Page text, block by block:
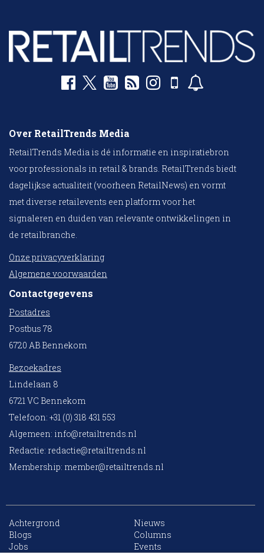
Over RetailTrends Media
RetailTrends Media is dé informatie en inspiratiebron
voor professionals in retail & brands. RetailTrends biedt
dagelijkse actualiteit (voorheen RetailNews) en vormt
met diverse retailevents een platform voor het
signaleren en duiden van relevante ontwikkelingen in
de retailbranche.
Onze privacyverklaring
Algemene voorwaarden
Contactgegevens
Postadres
Postbus 78
6720 AB Bennekom
Bezoekadres
Lindelaan 8
6721 VC Bennekom
Telefoon: +31 (0) 318 431 553
Algemeen: info@retailtrends.nl
Redactie: redactie@retailtrends.nl
Membership: member@retailtrends.nl
Achtergrond
Nieuws
Blogs
Columns
Jobs
Events
10 collega’s